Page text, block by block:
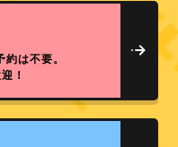
は不要。
！